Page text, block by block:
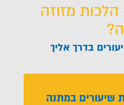
הלכות מזוזה
בדרך אליך
שיעורים במתנה